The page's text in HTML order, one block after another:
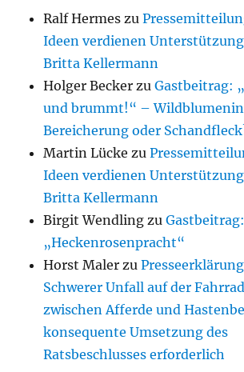
Ralf Hermes zu
Ideen verdienen
Britta Kellermann
Holger Becker zuGastbeitrag:
und brummt!“ –
Bereicherung oder
Martin Lücke zu
Ideen verdienen
Britta Kellermann
Birgit Wendling zuGastbeitrag:
„Heckenrosenpracht“
Horst Maler zuPresseerklärung
Schwerer Unfall auf der
zwischen Afferde und
konsequente Umsetzung des
Ratsbeschlusses erforderlich